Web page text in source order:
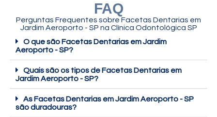
FAQ
Perguntas Frequentes sobre Facetas Dentarias em
Jardim Aeroporto - SP na Clínica Odontológica SP
O que são Facetas Dentarias em Jardim
Aeroporto - SP?
Quais são os tipos de Facetas Dentarias em
Jardim Aeroporto - SP?
As Facetas Dentarias em Jardim Aeroporto - SP
são duradouras?